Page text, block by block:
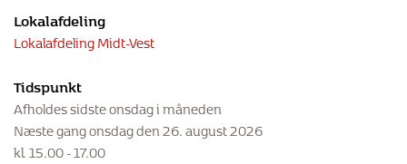
Lokalafdeling
Lokalafdeling Midt-Vest
Tidspunkt
Afholdes sidste onsdag i måneden
Næste gang onsdag den 26. august 2026
kl. 15.00 - 17.00